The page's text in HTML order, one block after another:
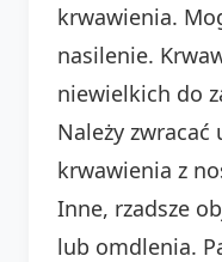
krwawienia.
nasilenie.
niewielkich do
Należy
krwawienia z
Inne, rzadsze
lub omdlenia.